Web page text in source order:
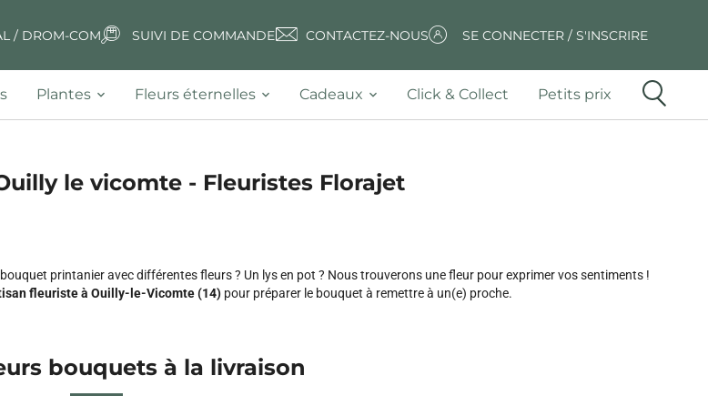
/ DROM-COM SUIVI DE COMMANDE CONTACTEZ-NOUS SE CONNECTER / S'INSCRIRE
Plantes Fleurs éternelles Cadeaux Click & Collect Petits prix
le vicomte - Fleuristes Florajet
printanier avec différentes fleurs ? Un lys en pot ? Nous trouverons une fleur pour exprimer vos sentiments !
fleuriste à Ouilly-le-Vicomte (14)pour préparer le bouquet à remettre à un(e) proche.
bouquets à la livraison